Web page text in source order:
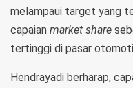
melampaui target yang
capaian market share
tertinggi di pasar
Hendrayadi berharap,